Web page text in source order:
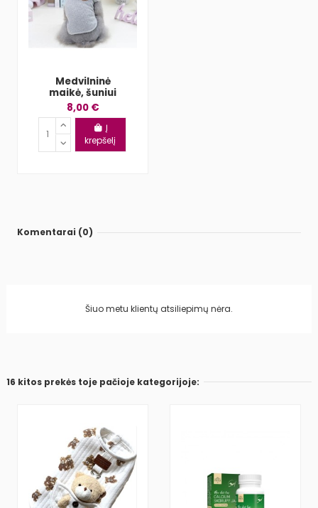
Medvilninė
maikė, šuniui
8,00 €
Į
krepšelį
Komentarai (0)
Šiuo metu klientų atsiliepimų nėra.
16 kitos prekės toje pačioje kategorijoje: